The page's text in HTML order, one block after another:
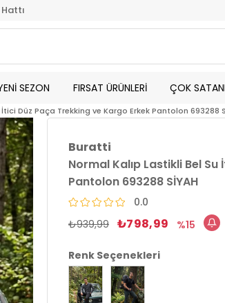
SEZON FIRSAT ÜRÜNLERİ ÇOK
Düz Paça Trekking ve Kargo Erkek Pantolon 693288
Buratti
Normal Kalıp Lastikli Bel
Pantolon 693288 SİYAH
0.0
₺939,99 ₺798,99 15
Renk Seçenekleri